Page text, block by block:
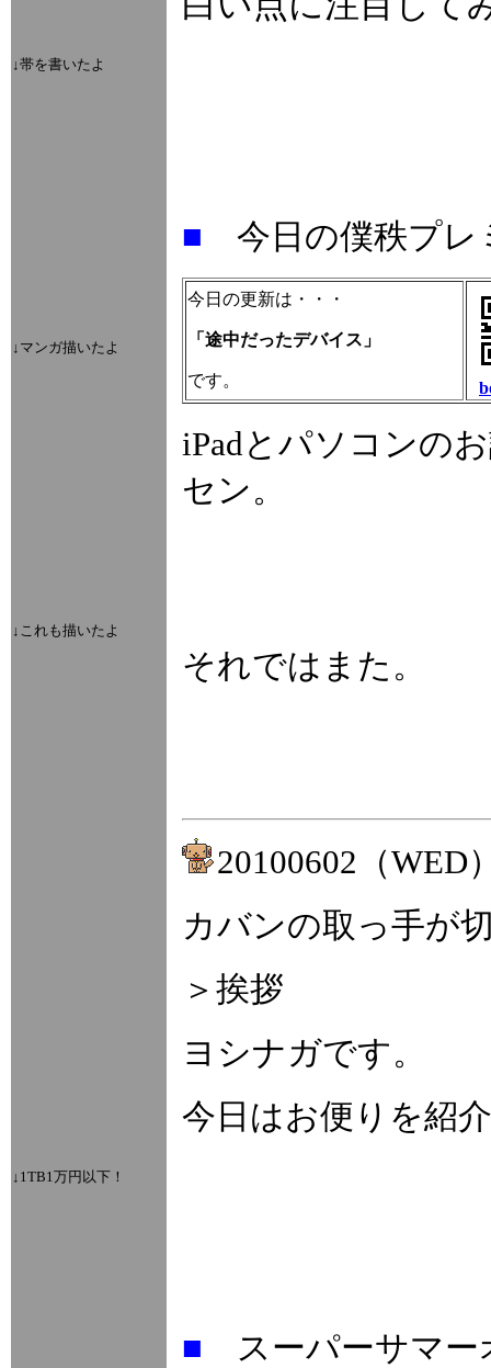
↓帯を書いたよ
↓マンガ描いたよ
↓これも描いたよ
↓1TB1万円以下！
■ 今日の僕秩プレ
今日の更新は・・・
「途中だったデバイス 」
です。
iPadとパソコンの
セン。
それではまた。
20100602（WED
カバンの取っ手が
＞挨拶
ヨシナガです。
今日はお便りを紹
■ スーパーサマ